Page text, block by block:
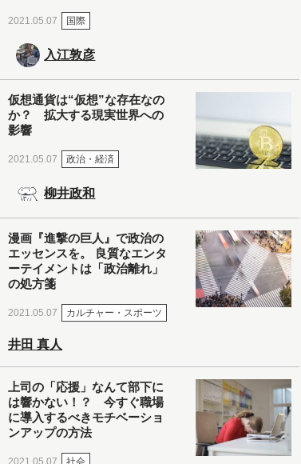
2021.05.07 国際
入江敦彦
仮想通貨は“仮想”な存在なの
か？ 拡大する現実世界への
影響
2021.05.07 政治・経済
柳井政和
漫画『進撃の巨人』で政治の
エッセンスを。 良質なエンタ
ーテイメントは「政治離れ」
の処方箋
2021.05.07 カルチャー・スポーツ
井田 真人
上司の「応援」なんて部下に
は響かない！？ 今すぐ職場
に導入するべきモチベーショ
ンアップの方法
2021.05.07 社会